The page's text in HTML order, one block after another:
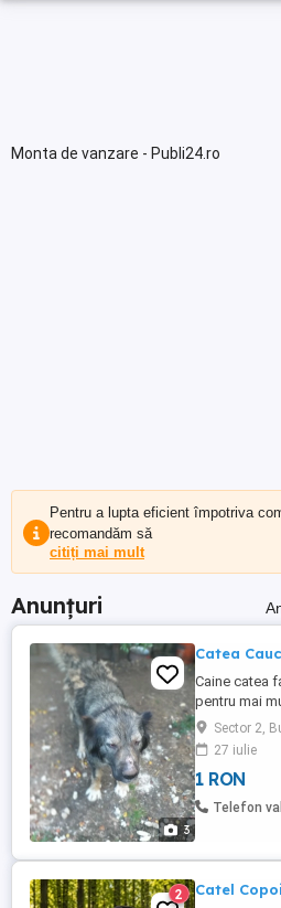
Monta de vanzare - Publi24.ro
Pentru a lupta eficient împotriva
recomandăm să
citiți mai mult
Anunțuri
3
Catea
Caine catea
pentru mai
Sector 2,
27 iulie
1 RON
Telefon
2 Catel